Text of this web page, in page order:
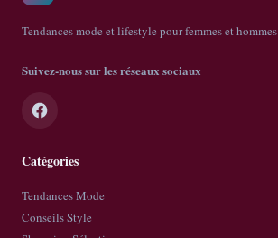
Tendances mode et lifestyle pour femmes et hommes
Suivez-nous sur les réseaux sociaux
Catégories
Tendances Mode
Conseils Style